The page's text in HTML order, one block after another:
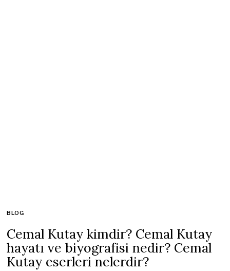
BLOG
Cemal Kutay kimdir? Cemal Kutay
hayatı ve biyografisi nedir? Cemal
Kutay eserleri nelerdir?